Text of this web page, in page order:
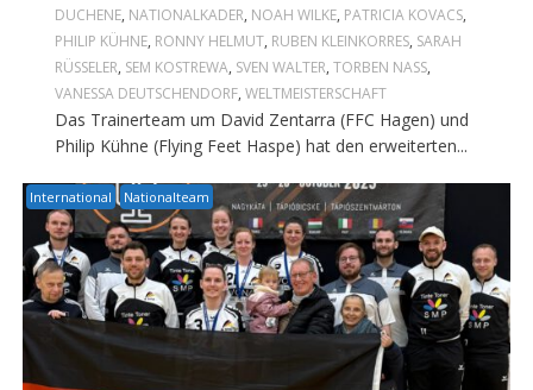
DUCHENE, NATIONALKADER, NOAH WILKE, PATRICIA KOVACS,
PHILIP KÜHNE, RONNY HELMUT, RUBEN KLEINKORRES, SARAH
RÜSSELER, SEM KOSTREWA, SVEN WALTER, TORBEN NASS,
VANESSA DEUTSCHENDORF, WELTMEISTERSCHAFT
Das Trainerteam um David Zentarra (FFC Hagen) und
Philip Kühne (Flying Feet Haspe) hat den erweiterten...
International Nationalteam